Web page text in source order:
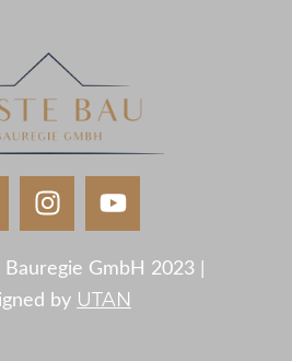
GmbH 2023 |
by UTAN